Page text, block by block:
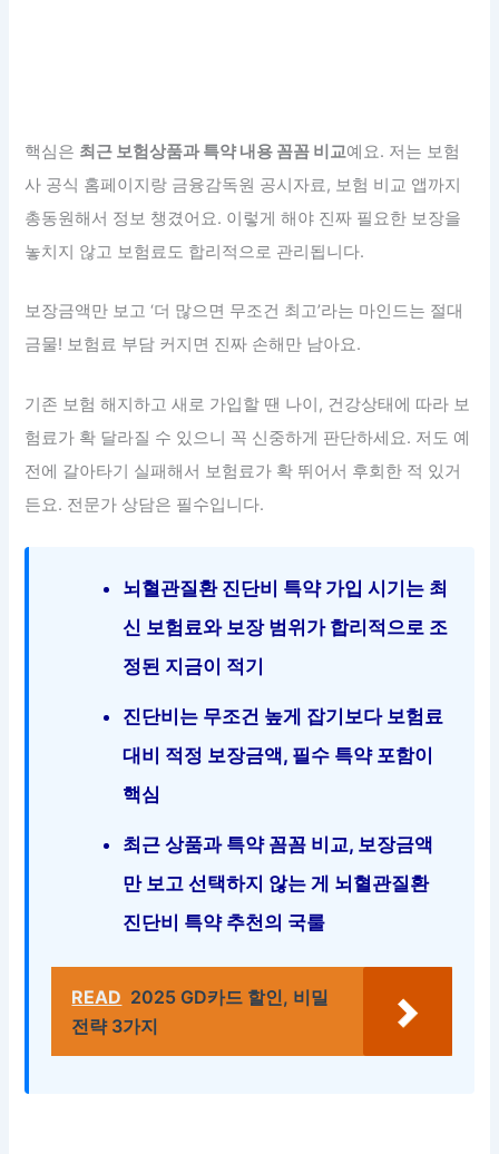
핵심은 최근 보험상품과 특약 내용 꼼꼼 비교예요. 저는 보험
사 공식 홈페이지랑 금융감독원 공시자료, 보험 비교 앱까지
총동원해서 정보 챙겼어요. 이렇게 해야 진짜 필요한 보장을
놓치지 않고 보험료도 합리적으로 관리됩니다.
보장금액만 보고 ‘더 많으면 무조건 최고’라는 마인드는 절대
금물! 보험료 부담 커지면 진짜 손해만 남아요.
기존 보험 해지하고 새로 가입할 땐 나이, 건강상태에 따라 보
험료가 확 달라질 수 있으니 꼭 신중하게 판단하세요. 저도 예
전에 갈아타기 실패해서 보험료가 확 뛰어서 후회한 적 있거
든요. 전문가 상담은 필수입니다.
뇌혈관질환 진단비 특약 가입 시기는 최
신 보험료와 보장 범위가 합리적으로 조
정된 지금이 적기
진단비는 무조건 높게 잡기보다 보험료
대비 적정 보장금액, 필수 특약 포함이
핵심
최근 상품과 특약 꼼꼼 비교, 보장금액
만 보고 선택하지 않는 게 뇌혈관질환
진단비 특약 추천의 국룰
READ 2025 GD카드 할인, 비밀
전략 3가지